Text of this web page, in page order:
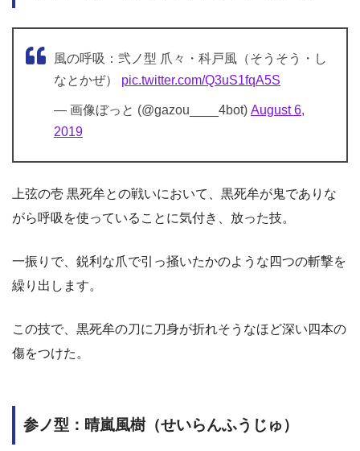
風の呼吸：弐ノ型 爪々・科戸風（そうそう・し
なとかぜ） pic.twitter.com/Q3uS1fqA5S
— 画像ぼっと (@gazou____4bot) August 6,
2019
上弦の壱 黒死牟との戦いにおいて、黒死牟が鬼でありな
がら呼吸を使っていることに気付き、放った技。
一振りで、鋭利な爪で引っ掻いたかのような四つの斬撃を
繰り出します。
この技で、黒死牟の刀に刀身が折れそうなほど深い四本の
傷をつけた。
参ノ型：晴嵐風樹（せいらんふうじゅ）